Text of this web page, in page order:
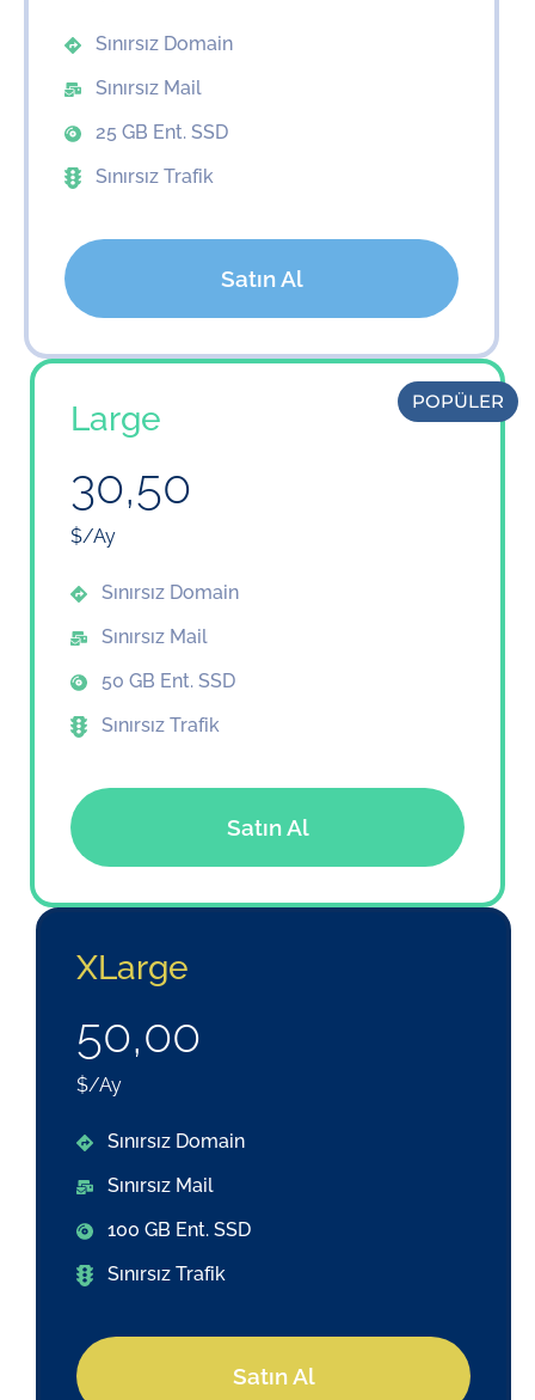
Sınırsız Domain
Sınırsız Mail
25 GB Ent. SSD
Sınırsız Trafik
Satın Al
Large
30,50
$/Ay
Sınırsız Domain
Sınırsız Mail
50 GB Ent. SSD
Sınırsız Trafik
Satın Al
POPÜLER
XLarge
50,00
$/Ay
Sınırsız Domain
Sınırsız Mail
100 GB Ent. SSD
Sınırsız Trafik
Satın Al